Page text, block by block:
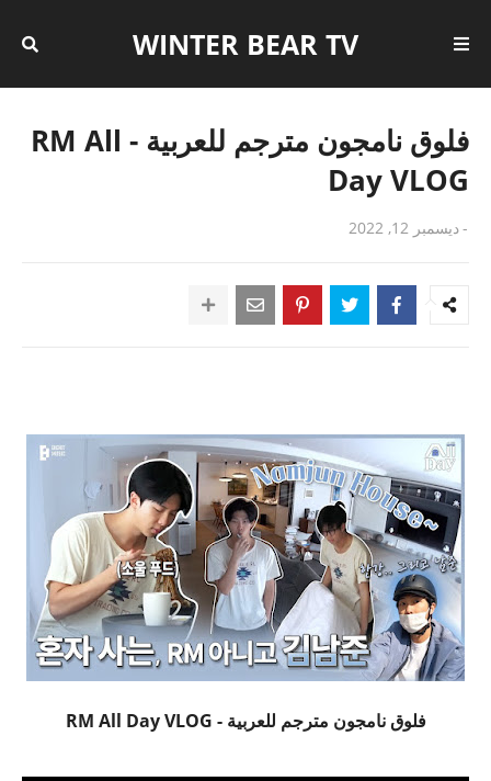
WINTER BEAR TV
فلوق نامجون مترجم للعربية - RM All
Day VLOG
-ديسمبر 12, 2022
فلوق نامجون مترجم للعربية - RM All Day VLOG